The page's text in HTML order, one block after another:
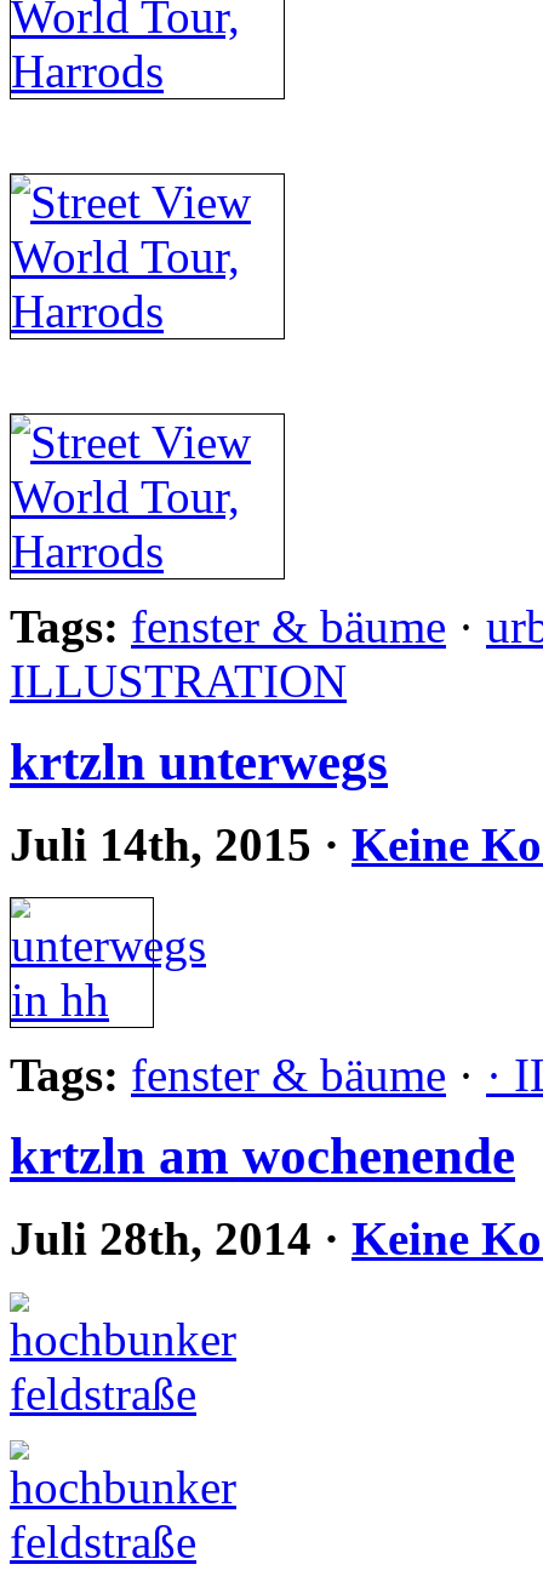
Tags: fenster & bäume ·
ILLUSTRATION
krtzln unterwegs
Juli 14th, 2015 · Keine
Tags: fenster & bäume · ·
krtzln am wochenende
Juli 28th, 2014 · Keine